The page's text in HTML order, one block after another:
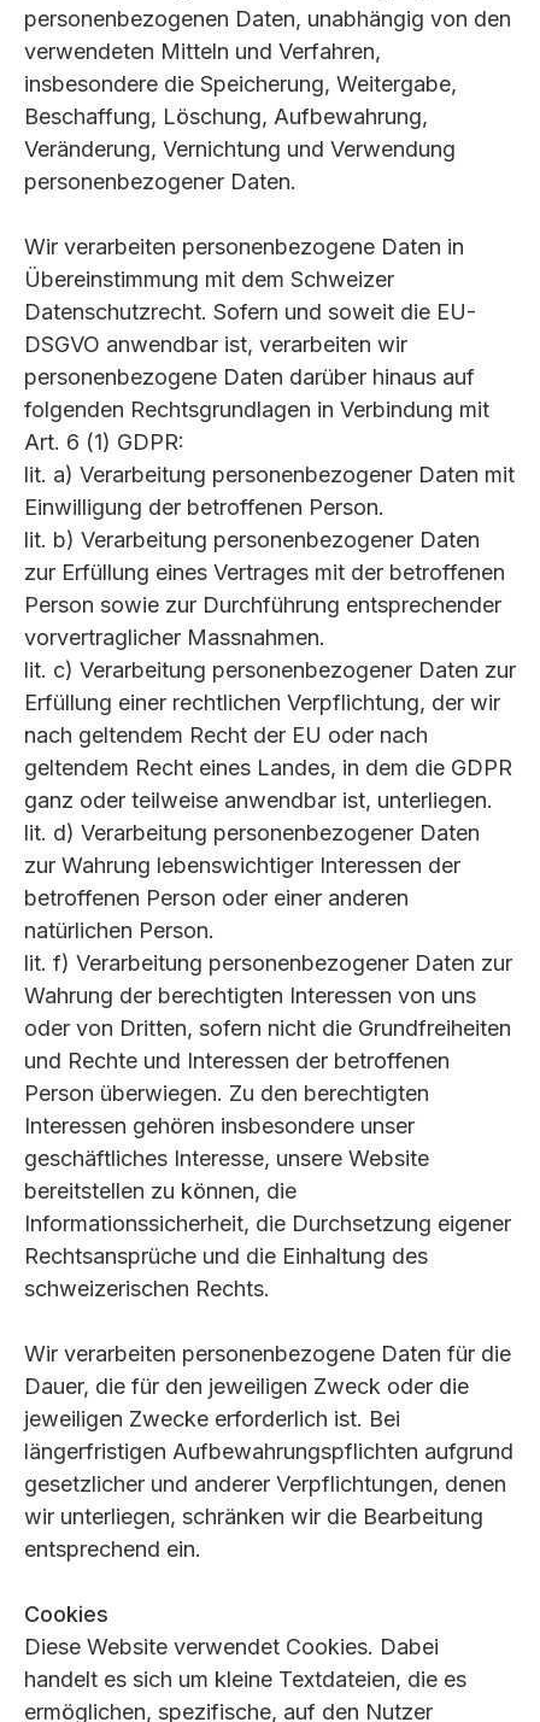
personenbezogenen Daten, unabhängig von den
verwendeten Mitteln und Verfahren,
insbesondere die Speicherung, Weitergabe,
Beschaffung, Löschung, Aufbewahrung,
Veränderung, Vernichtung und Verwendung
personenbezogener Daten.
Wir verarbeiten personenbezogene Daten in
Übereinstimmung mit dem Schweizer
Datenschutzrecht. Sofern und soweit die EU-
DSGVO anwendbar ist, verarbeiten wir
personenbezogene Daten darüber hinaus auf
folgenden Rechtsgrundlagen in Verbindung mit
Art. 6 (1) GDPR:
lit. a) Verarbeitung personenbezogener Daten mit
Einwilligung der betroffenen Person.
lit. b) Verarbeitung personenbezogener Daten
zur Erfüllung eines Vertrages mit der betroffenen
Person sowie zur Durchführung entsprechender
vorvertraglicher Massnahmen.
lit. c) Verarbeitung personenbezogener Daten zur
Erfüllung einer rechtlichen Verpflichtung, der wir
nach geltendem Recht der EU oder nach
geltendem Recht eines Landes, in dem die GDPR
ganz oder teilweise anwendbar ist, unterliegen.
lit. d) Verarbeitung personenbezogener Daten
zur Wahrung lebenswichtiger Interessen der
betroffenen Person oder einer anderen
natürlichen Person.
lit. f) Verarbeitung personenbezogener Daten zur
Wahrung der berechtigten Interessen von uns
oder von Dritten, sofern nicht die Grundfreiheiten
und Rechte und Interessen der betroffenen
Person überwiegen. Zu den berechtigten
Interessen gehören insbesondere unser
geschäftliches Interesse, unsere Website
bereitstellen zu können, die
Informationssicherheit, die Durchsetzung eigener
Rechtsansprüche und die Einhaltung des
schweizerischen Rechts.
Wir verarbeiten personenbezogene Daten für die
Dauer, die für den jeweiligen Zweck oder die
jeweiligen Zwecke erforderlich ist. Bei
längerfristigen Aufbewahrungspflichten aufgrund
gesetzlicher und anderer Verpflichtungen, denen
wir unterliegen, schränken wir die Bearbeitung
entsprechend ein.
Cookies
Diese Website verwendet Cookies. Dabei
handelt es sich um kleine Textdateien, die es
ermöglichen, spezifische, auf den Nutzer